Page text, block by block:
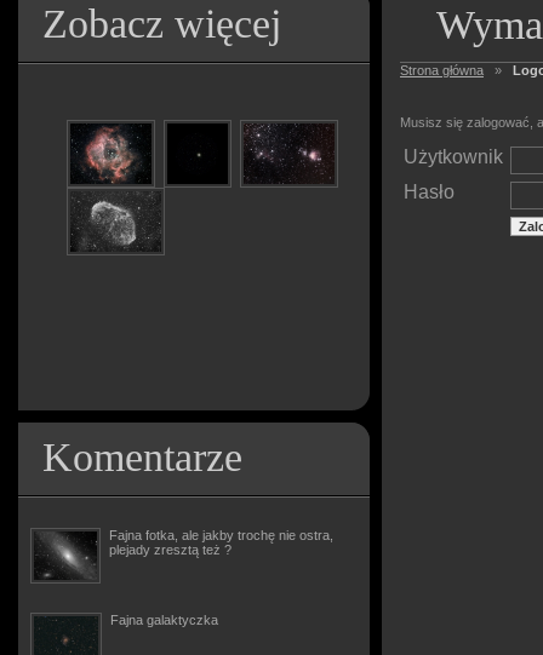
Zobacz więcej
Komentarze
Fajna fotka, ale jakby trochę nie ostra,
plejady zresztą też ?
Fajna galaktyczka
Strona główna »
Musisz się zalogować,
Użytkownik
Hasło